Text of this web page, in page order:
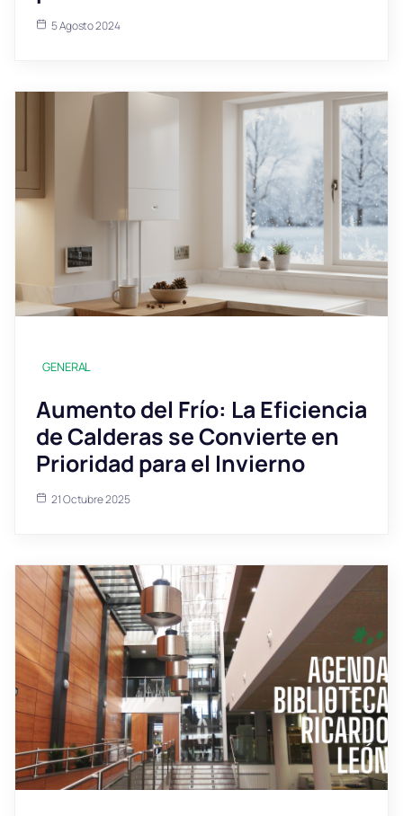
5 Agosto 2024
GENERAL
Aumento del Frío: La Eficiencia
de Calderas se Convierte en
Prioridad para el Invierno
21 Octubre 2025